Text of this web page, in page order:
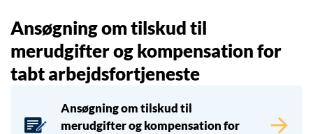
Ansøgning om tilskud til
merudgifter og kompensation for
tabt arbejdsfortjeneste
Ansøgning om tilskud til
merudgifter og kompensation for